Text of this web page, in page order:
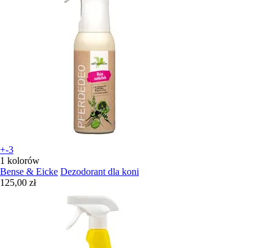
+-3
1 kolorów
Bense & Eicke Dezodorant dla koni
125,00 zł